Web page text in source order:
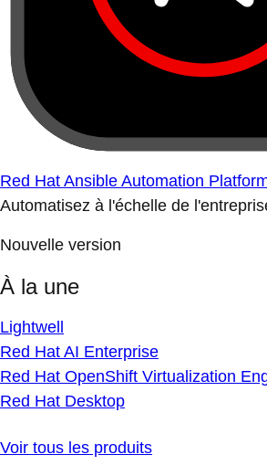
Red Hat Ansible Automation
Automatisez à l'échelle de
Nouvelle version
À la une
Lightwell
Red Hat AI Enterprise
Red Hat OpenShift Virtualization
Red Hat Desktop
Voir tous les produits